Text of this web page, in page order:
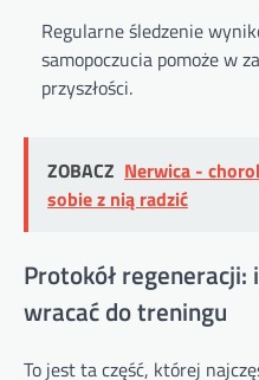
Regularne śledzenie
samopoczucia pomoże w
przyszłości.
ZOBACZ Nerwica -
sobie z nią radzić
Protokół
wracać do treningu
To jest ta część, której